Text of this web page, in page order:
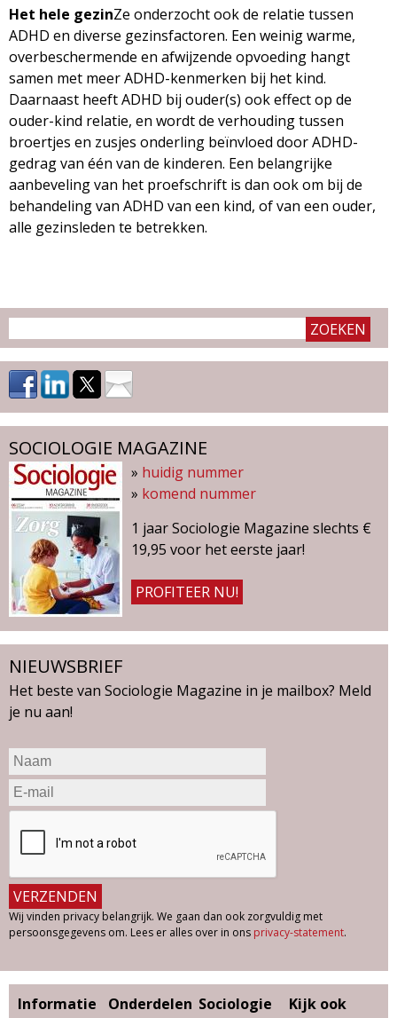
Het hele gezinZe onderzocht ook de relatie tussen
ADHD en diverse gezinsfactoren. Een weinig warme,
overbeschermende en afwijzende opvoeding hangt
samen met meer ADHD-kenmerken bij het kind.
Daarnaast heeft ADHD bij ouder(s) ook effect op de
ouder-kind relatie, en wordt de verhouding tussen
broertjes en zusjes onderling beïnvloed door ADHD-
gedrag van één van de kinderen. Een belangrijke
aanbeveling van het proefschrift is dan ook om bij de
behandeling van ADHD van een kind, of van een ouder,
alle gezinsleden te betrekken.
SOCIOLOGIE MAGAZINE
» huidig nummer
» komend nummer
1 jaar Sociologie Magazine slechts €
19,95 voor het eerste jaar!
PROFITEER NU!
NIEUWSBRIEF
Het beste van Sociologie Magazine in je mailbox? Meld
je nu aan!
Wij vinden privacy belangrijk. We gaan dan ook zorgvuldig met
persoonsgegevens om. Lees er alles over in ons privacy-statement.
Informatie
Onderdelen Sociologie
Kijk ook